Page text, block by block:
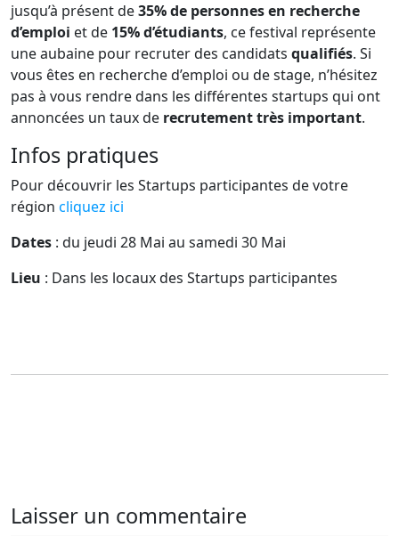
jusqu’à présent de35% de personnes en recherche
d’emploi et de 15% d’étudiants, ce festival représente
une aubaine pour recruter des candidats qualifiés. Si
vous êtes en recherche d’emploi ou de stage, n’hésitez
pas à vous rendre dans les différentes startups qui ont
annoncées un taux de recrutement très important.
Infos pratiques
Pour découvrir les Startups participantes de votre
région cliquez ici
Dates : du jeudi 28 Mai au samedi 30 Mai
Lieu : Dans les locaux des Startups participantes
Laisser un commentaire